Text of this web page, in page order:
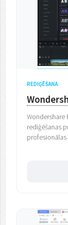
REDIĢĒŠANA
Wondershare
rediģēšanas
profesionālas